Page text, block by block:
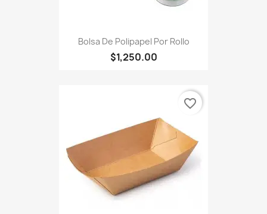
Bolsa De Polipapel Por Rollo
$1,250.00
favorite_border